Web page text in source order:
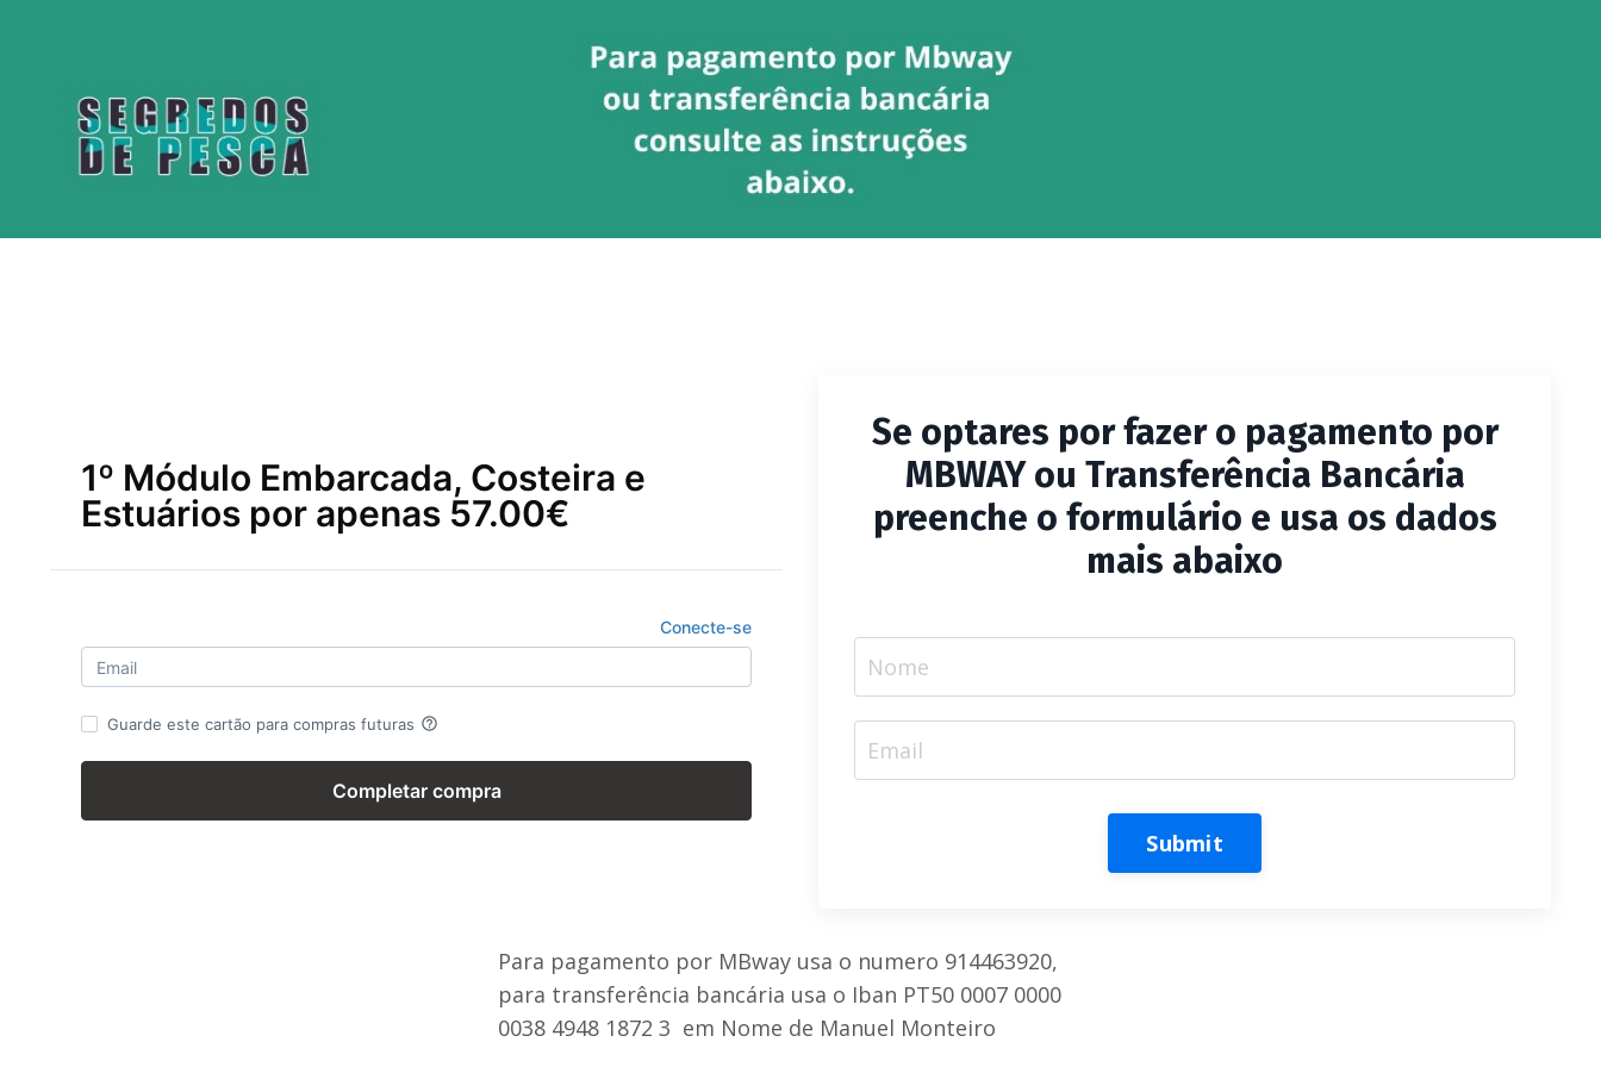
Se optares por fazer o pagamento por
MBWAY ou Transferência Bancária
preenche o formulário e usa os dados
mais abaixo
Submit
Para pagamento por MBway usa o numero 914463920,
para transferência bancária usa o Iban PT50 0007 0000
0038 4948 1872 3 em Nome de Manuel Monteiro